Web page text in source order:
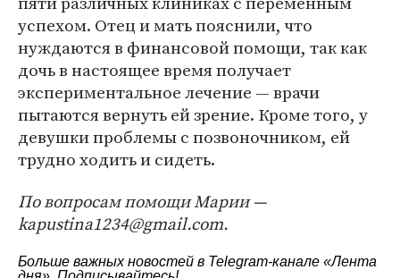
успехом. Отец и мать пояснили, что
нуждаются в финансовой помощи, так как
дочь в настоящее время получает
экспериментальное лечение — врачи
пытаются вернуть ей зрение. Кроме того, у
девушки проблемы с позвоночником, ей
трудно ходить и сидеть.
По вопросам помощи Марии —
kapustina1234@gmail.com.
Больше важных новостей в Telegram-канале «Лента